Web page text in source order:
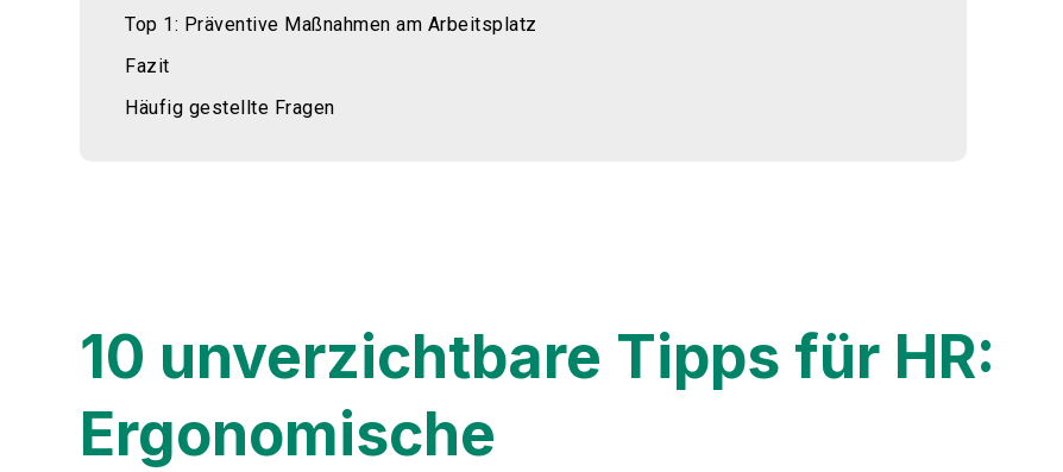
Top 1: Präventive Maßnahmen am Arbeitsplatz
Fazit
Häufig gestellte Fragen
10 unverzichtbare Tipps für HR:
Ergonomische